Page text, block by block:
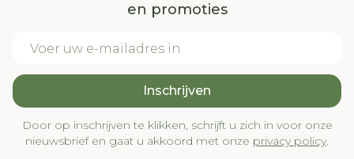
en promoties
Inschrijven
Door op inschrijven te klikken, schrijft u zich in voor onze
nieuwsbrief en gaat u akkoord met onze privacy policy.